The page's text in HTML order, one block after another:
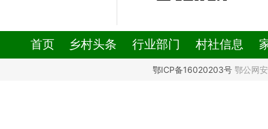
首页 乡村头条 行业部门 村社信息
鄂ICP备16020203号鄂公网